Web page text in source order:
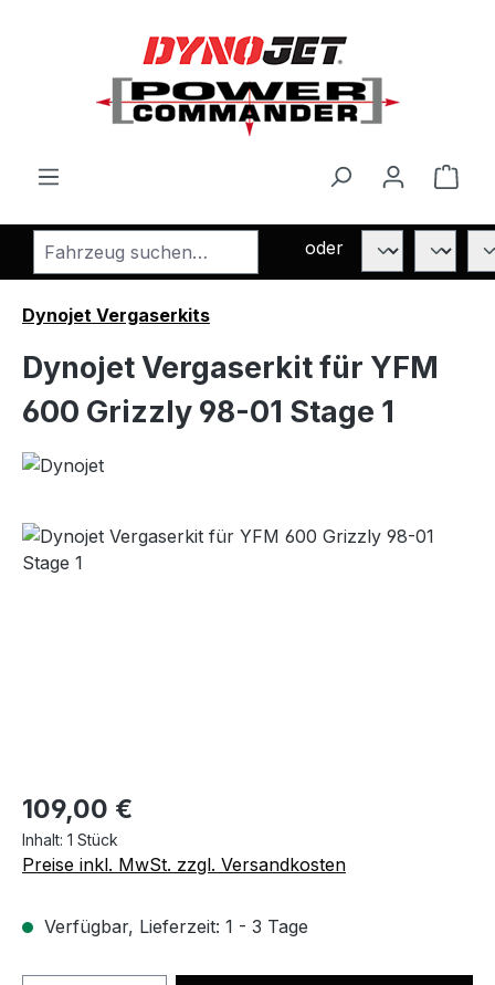
oder
Dynojet Vergaserkits
Dynojet Vergaserkit für YFM
600 Grizzly 98-01 Stage 1
Bildergalerie überspringen
109,00 €
Inhalt: 1 Stück
Preise inkl. MwSt. zzgl. Versandkosten
Verfügbar, Lieferzeit: 1 - 3 Tage